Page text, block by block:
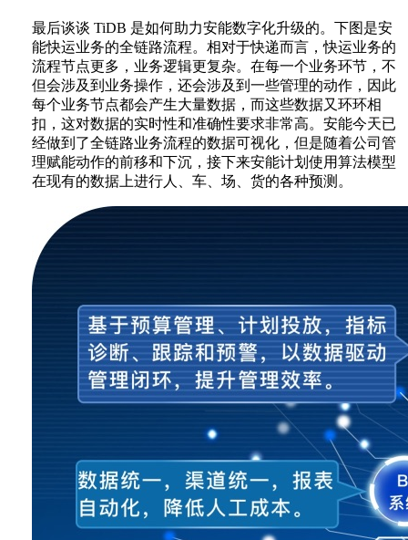
最后谈谈 TiDB 是如何助力安能数字化升级的。下图是安
能快运业务的全链路流程。相对于快递而言，快运业务的
流程节点更多，业务逻辑更复杂。在每一个业务环节，不
但会涉及到业务操作，还会涉及到一些管理的动作，因此
每个业务节点都会产生大量数据，而这些数据又环环相
扣，这对数据的实时性和准确性要求非常高。安能今天已
经做到了全链路业务流程的数据可视化，但是随着公司管
理赋能动作的前移和下沉，接下来安能计划使用算法模型
在现有的数据上进行人、车、场、货的各种预测。